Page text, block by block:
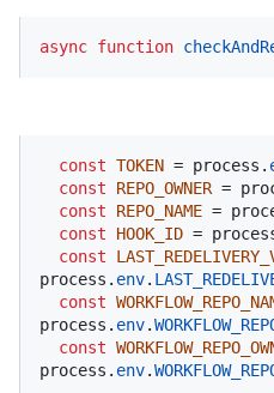
async function
const TOKEN = process.
const
REPO_OWNER =
const
REPO_NAME =
const
HOOK_ID =
const
process. env.
const
process. env.
const
process. env.